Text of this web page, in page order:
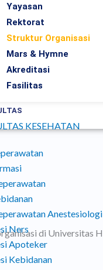
Yayasan
Rektorat
Struktur Organisasi
Mars & Hymne
Akreditasi
Fasilitas
KESEHATAN
Anestesiologi
Ners
Apoteker
Kebidanan
di Universitas